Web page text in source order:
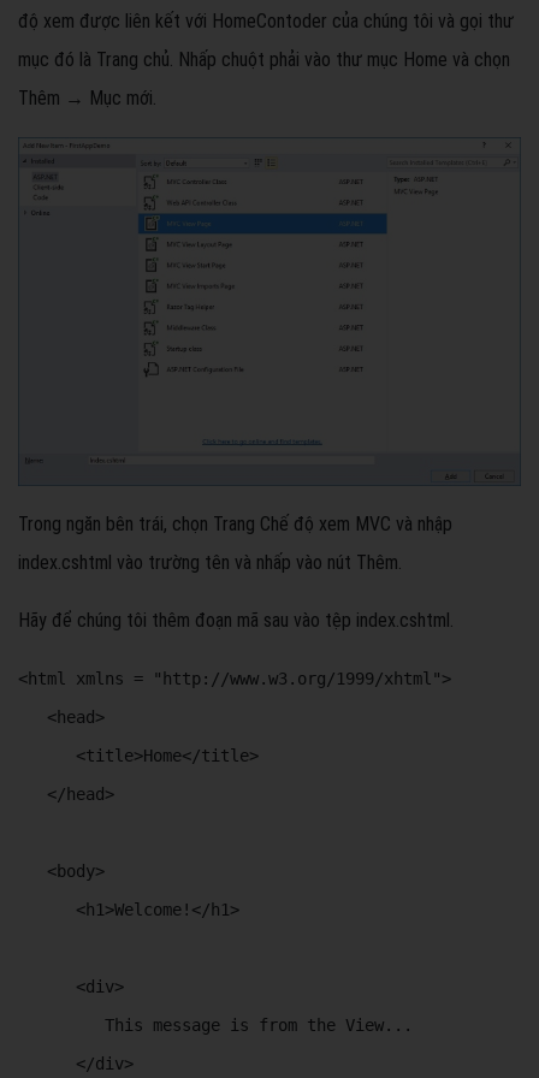
độ xem được liên kết với HomeContoder của chúng tôi và gọi thư
mục đó là Trang chủ. Nhấp chuột phải vào thư mục Home và chọn
Thêm → Mục mới.
Trong ngăn bên trái, chọn Trang Chế độ xem MVC và nhập
index.cshtml vào trường tên và nhấp vào nút Thêm.
Hãy để chúng tôi thêm đoạn mã sau vào tệp index.cshtml.
<html xmlns = "http://www.w3.org/1999/xhtml">
   <head>
      <title>Home</title>
   </head>
   <body>
      <h1>Welcome!</h1>
      <div>
         This message is from the View...
      </div>